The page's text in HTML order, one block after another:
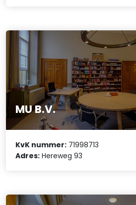
MU B.V.
KvK nummer: 71998713
Adres: Hereweg 93